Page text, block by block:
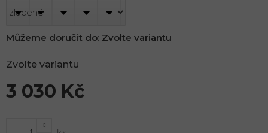
3 030 Kč
Zvolte variantu
Můžeme doručit do: Zvolte variantu